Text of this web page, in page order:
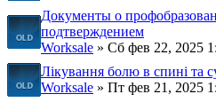
Документы о
подтверждением
Worksale » Сб фев 22, 2025
Лікування болю в спині та
Worksale » Пт фев 21, 2025